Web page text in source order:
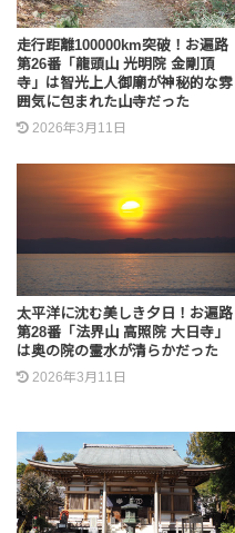
走行距離100000km突破！お遍路
第26番「龍頭山 光明院 金剛頂
寺」は智光上人御廟が神秘的な雰
囲気に包まれた山寺だった
2026年3月11日
太平洋に沈む美しき夕日！お遍路
第28番「法界山 高照院 大日寺」
は奥の院の霊水が清らかだった
2026年3月11日